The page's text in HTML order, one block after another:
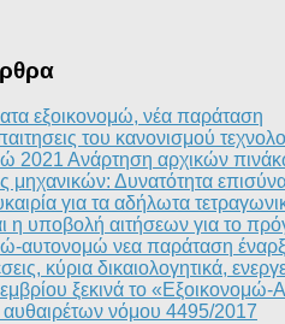
εξοικονομώ, νέα παράταση
του κανονισμού
2021 Ανάρτηση αρχικών
μηχανικών: Δυνατότητα
για τα αδήλωτα
η υποβολή αιτήσεων για το
αυτονομώ νεα παράταση
κύρια δικαιολογητικά,
ξεκινά το
νόμου 4495/2017